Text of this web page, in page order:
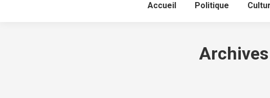
Accueil Politique